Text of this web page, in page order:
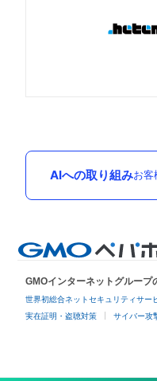
AIへの取り組みお客
GMOインターネットグループ
世界初総合ネットセキュリティサー
実在証明・盗聴対策 サイバー攻